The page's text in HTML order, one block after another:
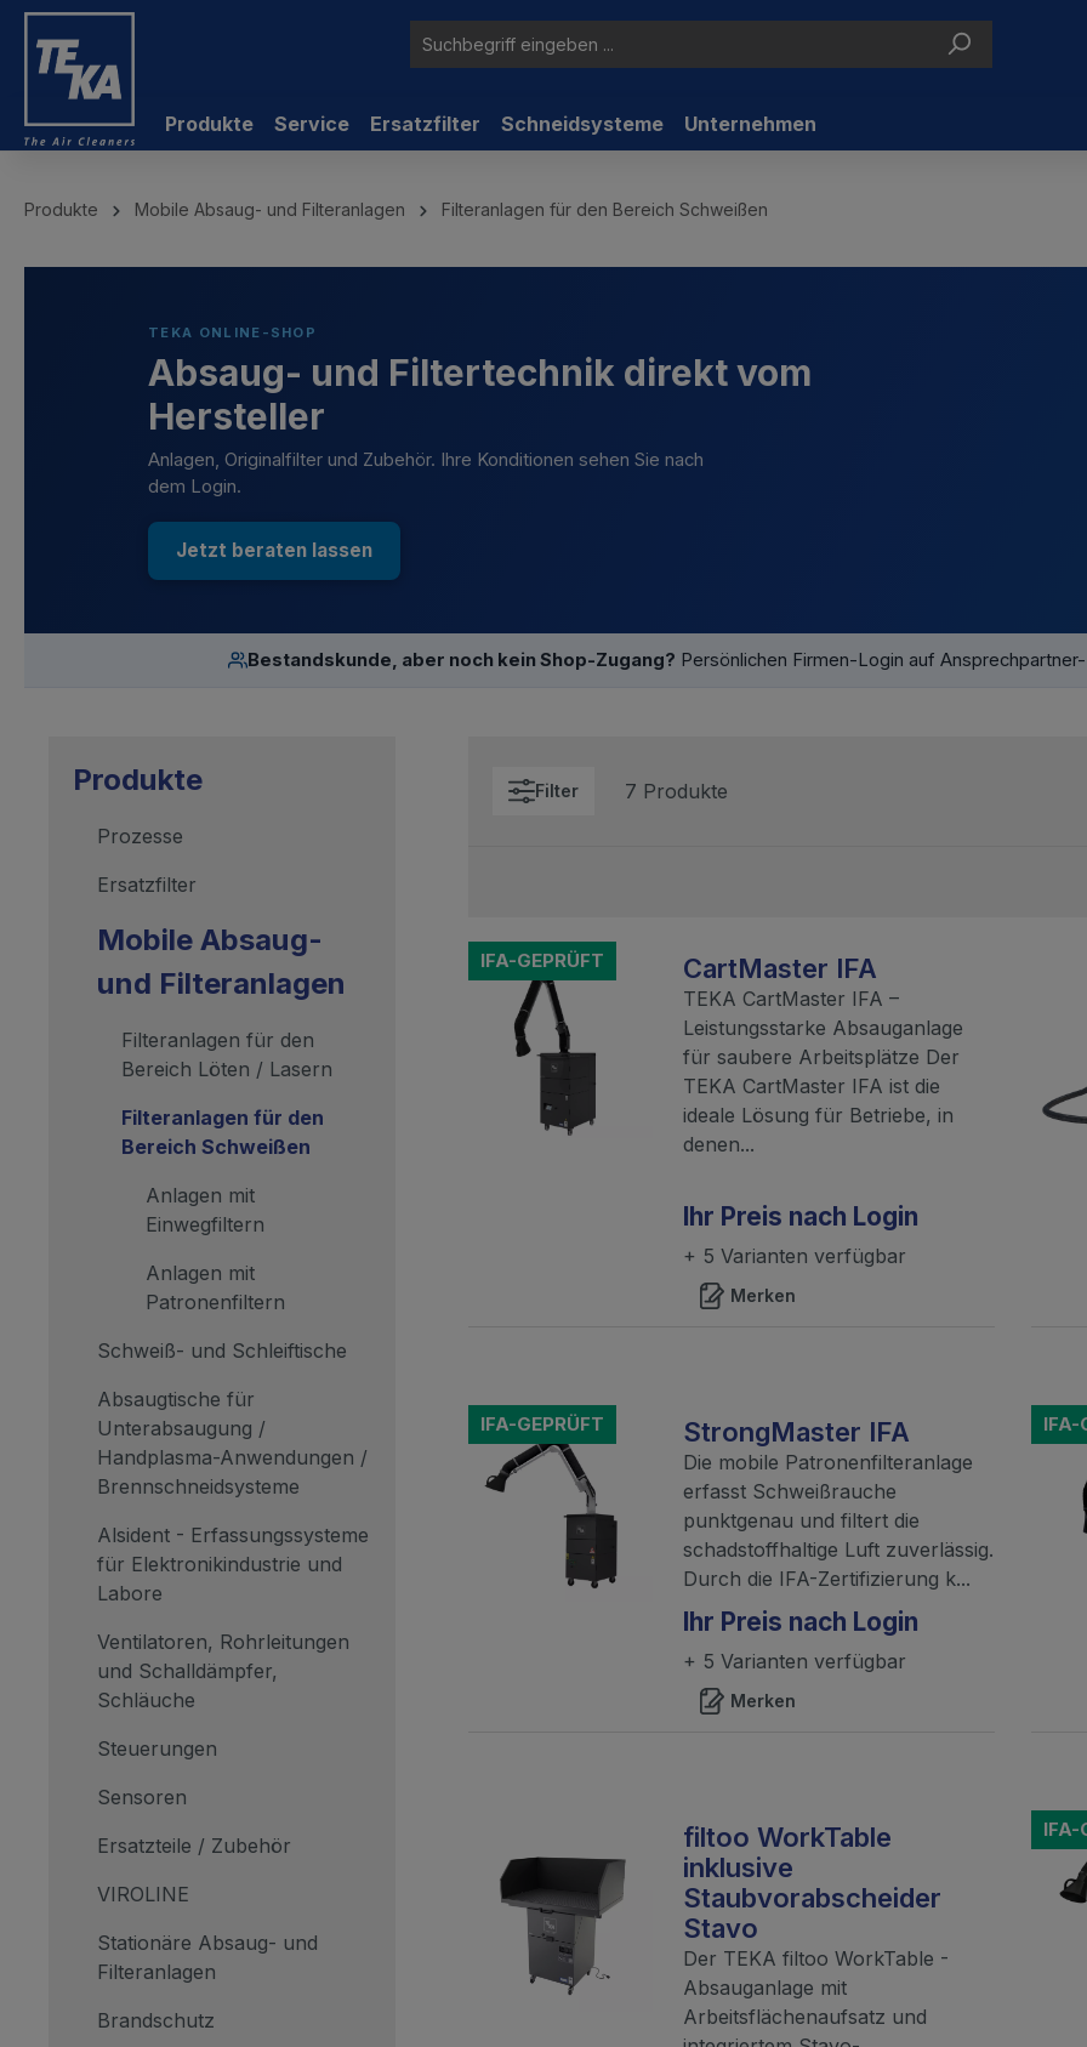
Produkte Service Ersatzfilter Schneidsysteme Unternehmen
Produkte Mobile Absaug- und Filteranlagen Filteranlagen für den Bereich Schweißen
TEKA ONLINE-SHOP
Absaug- und Filtertechnik direkt vom
Hersteller
Anlagen, Originalfilter und Zubehör. Ihre Konditionen sehen Sie nach
dem Login.
Jetzt beraten lassen
Bestandskunde, aber noch kein Shop-Zugang? Persönlichen Firmen-Login auf
Produkte
Prozesse
Ersatzfilter
Mobile Absaug-
und Filteranlagen
Filteranlagen für den
Bereich Löten / Lasern
Filteranlagen für den
Bereich Schweißen
Anlagen mit
Einwegfiltern
Anlagen mit
Patronenfiltern
Schweiß- und Schleiftische
Absaugtische für
Unterabsaugung /
Handplasma-Anwendungen /
Brennschneidsysteme
Alsident - Erfassungssysteme
für Elektronikindustrie und
Labore
Ventilatoren, Rohrleitungen
und Schalldämpfer,
Schläuche
Steuerungen
Sensoren
Ersatzteile / Zubehör
VIROLINE
Stationäre Absaug- und
Filteranlagen
Brandschutz
Filter 7 Produkte
IFA-GEPRÜFT CartMaster IFA
TEKA CartMaster IFA –
Leistungsstarke Absauganlage
für saubere Arbeitsplätze Der
TEKA CartMaster IFA ist die
ideale Lösung für Betriebe, in
denen...
Ihr Preis nach Login
+ 5 Varianten verfügbar
Merken
IFA-GEPRÜFT StrongMaster IFA
Die mobile Patronenfilteranlage
erfasst Schweißrauche
punktgenau und filtert die
schadstoffhaltige Luft zuverlässig.
Durch die IFA-Zertifizierung k...
Ihr Preis nach Login
+ 5 Varianten verfügbar
Merken
IFA-
filtoo WorkTable
inklusive
Staubvorabscheider
Stavo
Der TEKA filtoo WorkTable -
Absauganlage mit
Arbeitsflächenaufsatz und
IFA-